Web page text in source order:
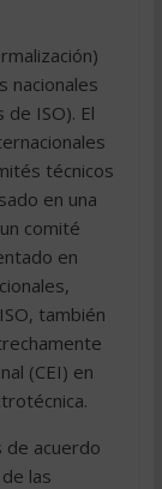
nacionales
ISO). El
técnicos
en una
comité
en
también
(CEI) en
de acuerdo
las